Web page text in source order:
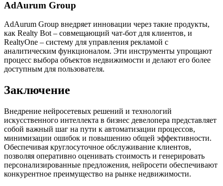
AdAurum Group
AdAurum Group внедряет инновации через такие продукты,
как Realty Bot – совмещающий чат-бот для клиентов, и
RealtyOne – систему для управления рекламой с
аналитическим функционалом. Эти инструменты упрощают
процесс выбора объектов недвижимости и делают его более
доступным для пользователя.
Заключение
Внедрение нейросетевых решений и технологий
искусственного интеллекта в бизнес девелопера представляет
собой важный шаг на пути к автоматизации процессов,
минимизации ошибок и повышению общей эффективности.
Обеспечивая круглосуточное обслуживание клиентов,
позволяя оперативно оценивать стоимость и генерировать
персонализированные предложения, нейросети обеспечивают
конкурентное преимущество на рынке недвижимости.